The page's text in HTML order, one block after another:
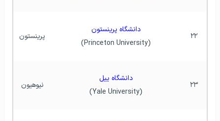
۲۲
دانشگاه پرینستون
(Princeton University)
پرینستون
۲۳
دانشگاه ییل
(Yale University)
نیوهیون